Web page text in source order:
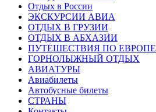
Отдых в России
ЭКСКУРСИИ АВИА
ОТДЫХ В ГРУЗИИ
ОТДЫХ В АБХАЗИИ
ПУТЕШЕСТВИЯ ПО ЕВРОПЕ
ГОРНОЛЫЖНЫЙ ОТДЫХ
АВИАТУРЫ
Авиабилеты
Автобусные билеты
СТРАНЫ